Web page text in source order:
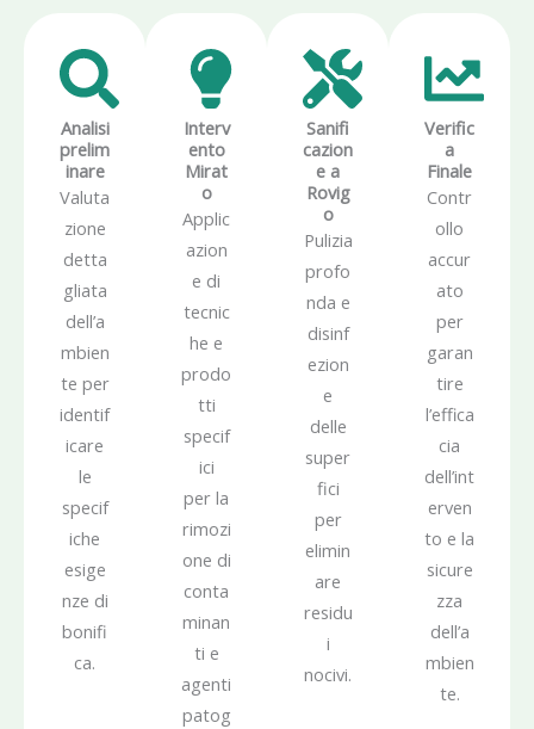
Analisi
prelim
inare
Valuta
zione
detta
gliata
dell’a
mbien
te per
identif
icare
le
specif
iche
esige
nze di
bonifi
ca.
Interv
ento
Mirat
o
Applic
azion
e di
tecnic
he e
prodo
tti
specif
ici
per la
rimozi
one di
conta
minan
ti e
agenti
patog
Sanifi
cazion
e a
Rovig
o
Pulizia
profo
nda e
disinf
ezion
e
delle
super
fici
per
elimin
are
residu
i
nocivi.
Verific
a
Finale
Contr
ollo
accur
ato
per
garan
tire
l’effica
cia
dell’int
erven
to e la
sicure
zza
dell’a
mbien
te.